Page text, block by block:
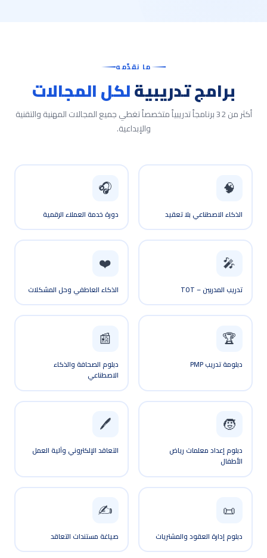
ما نقدّمه
برامج تدريبيةلكل المجالات
أكثر من 32 برنامجاً تدريبياً متخصصاً تغطي جميع المجالات المهنية والتقنية
والإبداعية.
🧠
الذكاء الاصطناعي بلا تعقيد
🎧
دورة خدمة العملاء الرقمية
🎤
تدريب المدربين – TOT
❤️
الذكاء العاطفي وحل المشكلات
🏆
دبلومة تدريب PMP
📰
دبلوم الصحافة والذكاء
الاصطناعي
🧒
دبلوم إعداد معلمات رياض
الأطفال
🖊️
التعاقد الإلكتروني وآلية العمل
📜
دبلوم إدارة العقود والمشتريات
✍️
صياغة مستندات التعاقد